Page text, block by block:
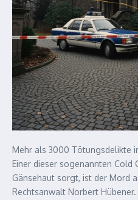
Mehr als 3000 Tötungsdelikte
Einer dieser sogenannten Cold
Gänsehaut sorgt, ist der Mord
Rechtsanwalt Norbert